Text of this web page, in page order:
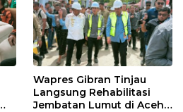
Wapres Gibran Tinjau
Langsung Rehabilitasi
Jembatan Lumut di Aceh